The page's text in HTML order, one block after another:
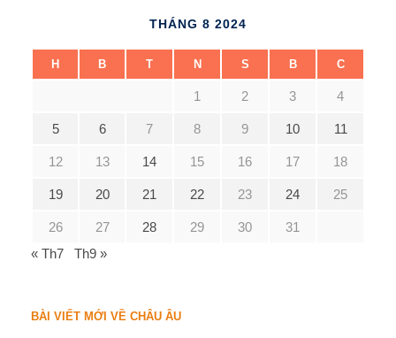
THÁNG 8 2024
H B T N S B C
1 2 3 4
5 6 7 8 9 10 11
12 13 14 15 16 17 18
19 20 21 22 23 24 25
26 27 28 29 30
31
« Th7
Th9 »
BÀI VIẾT MỚI VỀ CHÂU ÂU